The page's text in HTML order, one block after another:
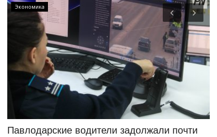
Экономика
Павлодарские водители задолжали почти